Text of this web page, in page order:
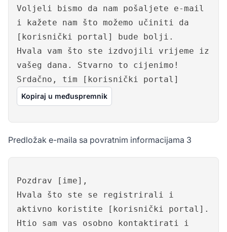
Voljeli bismo da nam pošaljete e-mail
i kažete nam što možemo učiniti da
[korisnički portal] bude bolji.
Hvala vam što ste izdvojili vrijeme iz
vašeg dana. Stvarno to cijenimo!
Srdačno, tim [korisnički portal]
Kopiraj u međuspremnik
Predložak e-maila sa povratnim informacijama 3
Pozdrav [ime],
Hvala što ste se registrirali i
aktivno koristite [korisnički portal].
Htio sam vas osobno kontaktirati i